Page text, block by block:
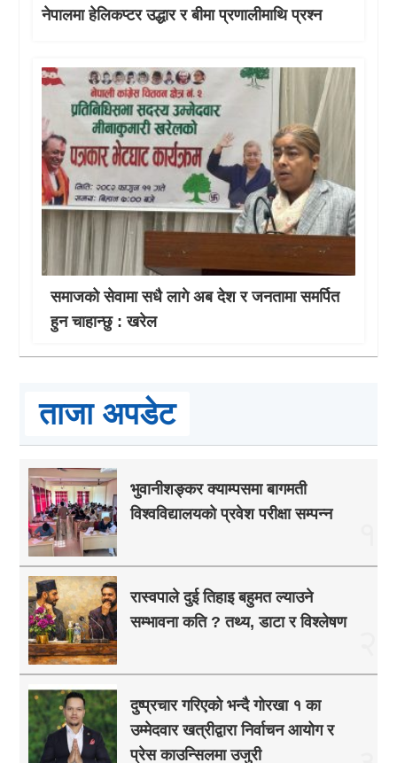
नेपालमा हेलिकप्टर उद्धार र बीमा प्रणालीमाथि प्रश्न
समाजको सेवामा सधै लागे अब देश र जनतामा समर्पित
हुन चाहान्छु : खरेल
ताजा अपडेट
भुवानीशङ्कर क्याम्पसमा बागमती
विश्वविद्यालयको प्रवेश परीक्षा सम्पन्न
रास्वपाले दुई तिहाइ बहुमत ल्याउने
सम्भावना कति ? तथ्य, डाटा र विश्लेषण
दुष्प्रचार गरिएको भन्दै गोरखा १ का
उम्मेदवार खत्रीद्वारा निर्वाचन आयोग र
प्रेस काउन्सिलमा उजुरी